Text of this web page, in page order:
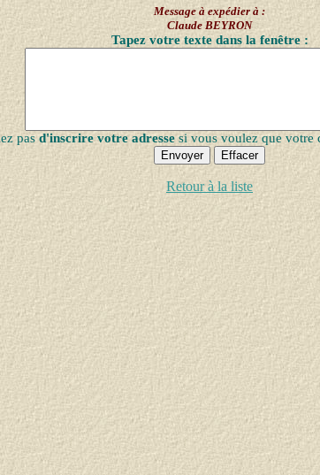
Message à expédier à :
Claude BEYRON
Tapez votre texte dans la fenêtre :
pasd'inscrire votre adressesi vous voulez que votre
Retour à la liste